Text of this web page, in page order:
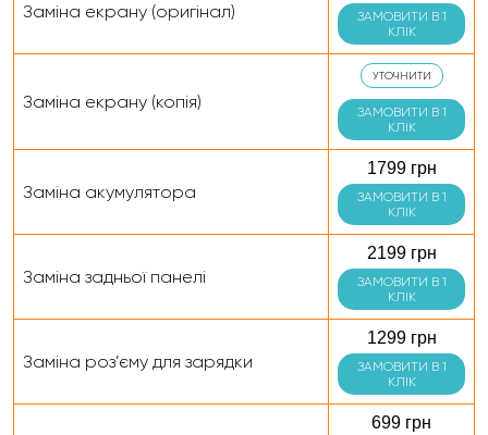
Заміна екрану (оригінал)
ЗАМОВИТИ В 1
КЛІК
Заміна екрану (копія)
УТОЧНИТИ
ЗАМОВИТИ В 1
КЛІК
Заміна акумулятора
1799 грн
ЗАМОВИТИ В 1
КЛІК
Заміна задньої панелі
2199 грн
ЗАМОВИТИ В 1
КЛІК
Заміна роз’єму для зарядки
1299 грн
ЗАМОВИТИ В 1
КЛІК
699 грн